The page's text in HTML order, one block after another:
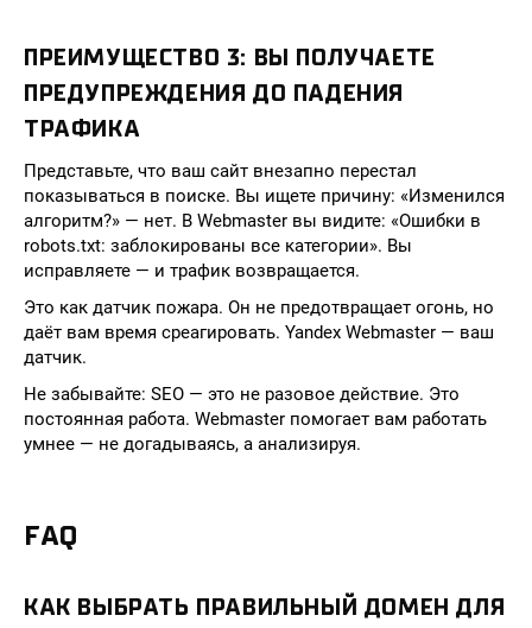
ПРЕИМУЩЕСТВО 3: ВЫ ПОЛУЧАЕТЕ
ПРЕДУПРЕЖДЕНИЯ ДО ПАДЕНИЯ
ТРАФИКА
Представьте, что ваш сайт внезапно перестал
показываться в поиске. Вы ищете причину: «Изменился
алгоритм?» — нет. В Webmaster вы видите: «Ошибки в
robots.txt: заблокированы все категории». Вы
исправляете — и трафик возвращается.
Это как датчик пожара. Он не предотвращает огонь, но
даёт вам время среагировать. Yandex Webmaster — ваш
датчик.
Не забывайте: SEO — это не разовое действие. Это
постоянная работа. Webmaster помогает вам работать
умнее — не догадываясь, а анализируя.
FAQ
КАК ВЫБРАТЬ ПРАВИЛЬНЫЙ ДОМЕН ДЛЯ